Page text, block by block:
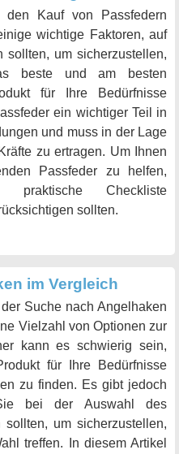
Kauf von Passfedern
wichtige Faktoren, auf
sollten, um sicherzustellen,
beste und am besten
für Ihre Bedürfnisse
ein wichtiger Teil in
und muss in der Lage
zu ertragen. Um Ihnen
Passfeder zu helfen,
Checkliste
sollten.
im Vergleich
Suche nach Angelhaken
Vielzahl von Optionen zur
kann es schwierig sein,
für Ihre Bedürfnisse
zu finden. Es gibt jedoch
bei der Auswahl des
um sicherzustellen,
treffen. In diesem Artikel